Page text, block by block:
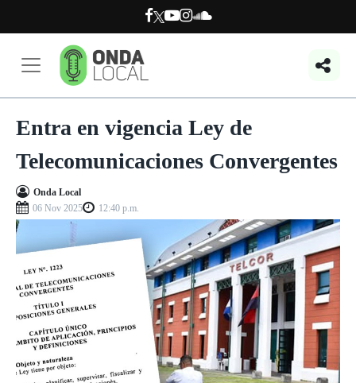
Entra en vigencia Ley de
Telecomunicaciones Convergentes
Onda Local
06 Nov 2025
12:40 p.m.